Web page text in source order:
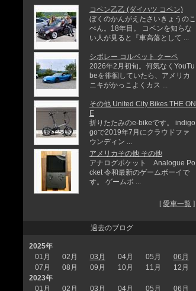
コペン乙乙 (ダイハツ コペン)
ぼくのかんがえたさいきょうのこ
ぺん。18年目。 コペンを知らな
い人が見ると『車高落として ...
シボレー コルベット クーペ
2026年2月初旬。何気なくYouTu
beを徘徊していたら、アメリカ
ニキがかっこよくカス ...
その他 United City Bikes THE ON
E
折りたたみのe-bikeです。 indigo
goで2019年7月にクラウドファ
ウンディン ...
アメリカその他 その他
アナログポケット Analogue Po
cket 令和最新のゲームボーイで
す。 ゲームボ ...
[愛車一覧 ]
過去のブログ
2025年
01月
02月 03月 04月 05月
06月
07月
08月 09月 10月 11月
12月
2023年
01月
02月 03月 04月 05月
06月